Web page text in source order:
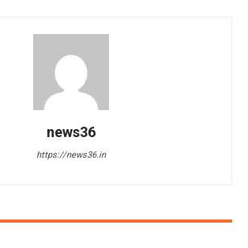
news36
https://news36.in